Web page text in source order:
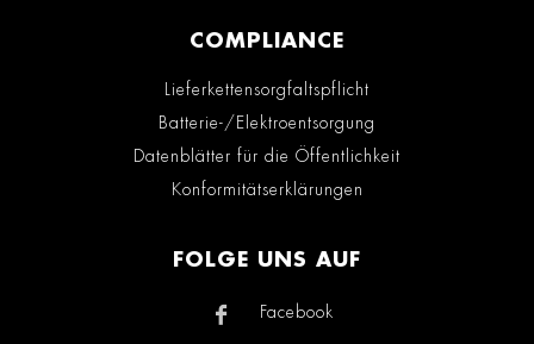
COMPLIANCE
Lieferkettensorgfaltspflicht
Batterie-/Elektroentsorgung
Datenblätter für die Öffentlichkeit
Konformitätserklärungen
FOLGE UNS AUF
Facebook